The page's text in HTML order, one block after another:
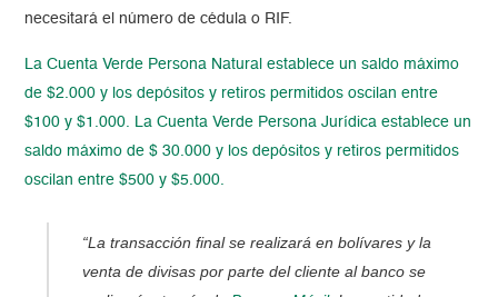
necesitará el número de cédula o RIF.
La Cuenta Verde Persona Natural establece un saldo máximo
de $2.000 y los depósitos y retiros permitidos oscilan entre
$100 y $1.000. La Cuenta Verde Persona Jurídica establece un
saldo máximo de $ 30.000 y los depósitos y retiros permitidos
oscilan entre $500 y $5.000.
“La transacción final se realizará en bolívares y la
venta de divisas por parte del cliente al banco se